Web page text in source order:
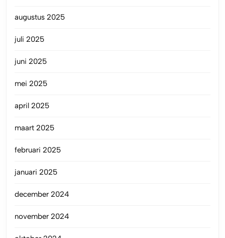
augustus 2025
juli 2025
juni 2025
mei 2025
april 2025
maart 2025
februari 2025
januari 2025
december 2024
november 2024